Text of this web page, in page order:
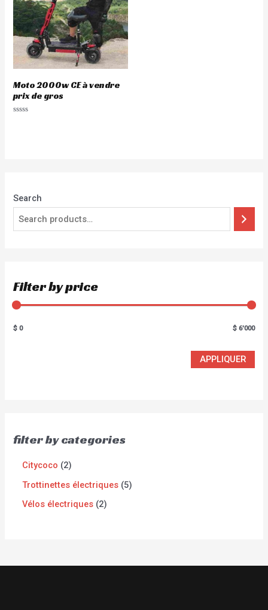
Search
Filter by price
$ 0 $ 6'000
APPLIQUER
filter by categories
Citycoco 2
Trottinettes électriques 5
Vélos électriques 2
Moto 2000w CE à vendre
prix de gros